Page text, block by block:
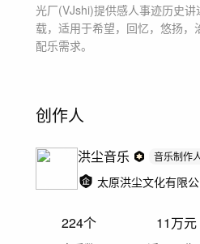
光厂(VJshi)提供感人事迹历史讲
载，适用于希望，回忆，悠扬，
配乐需求。
创作人
洪尘音乐 音乐制作
太原洪尘文化有限
224个 11万元